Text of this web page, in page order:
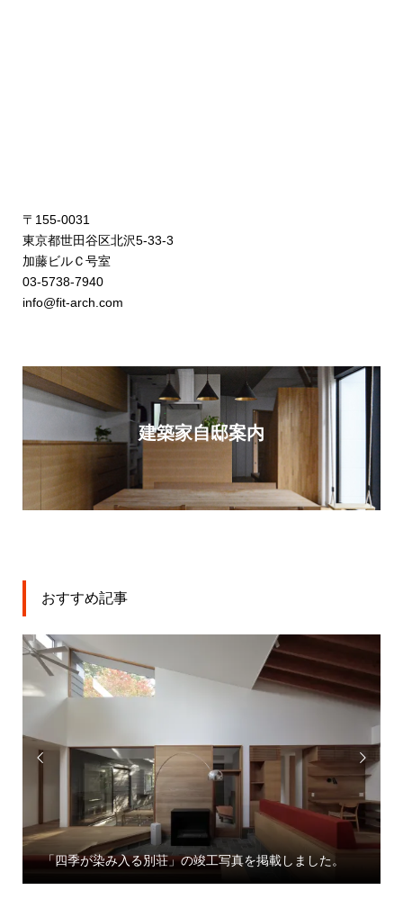
〒155-0031
東京都世田谷区北沢5-33-3
加藤ビルＣ号室
03-5738-7940
info@fit-arch.com
建築家自邸案内
おすすめ記事

ました。
「大宮駅東口大門町２丁目中地区第一種市街地再
業」プレスリリース
